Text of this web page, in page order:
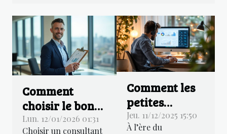
Comment
choisir le bon
consultant
Lun. 12/01/2026 01:31
Choisir un consultant
Comment les
petites
entreprises
Jeu. 11/12/2025 15:50
À l’ère du